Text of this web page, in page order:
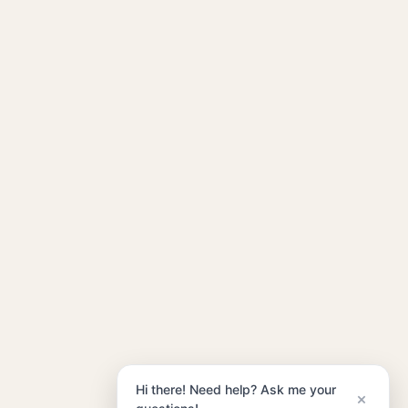
Hi there! Need help? Ask me your
×